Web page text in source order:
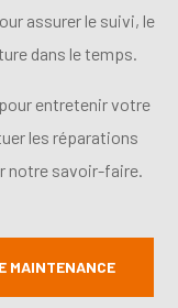
assurer le suivi, le
dans le temps.
entretenir votre
les réparations
notre savoir-faire.
MAINTENANCE